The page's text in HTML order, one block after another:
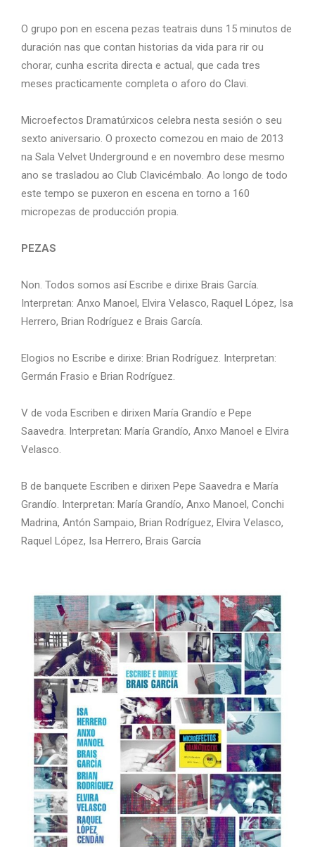
O grupo pon en escena pezas teatrais duns 15 minutos de
duración nas que contan historias da vida para rir ou
chorar, cunha escrita directa e actual, que cada tres
meses practicamente completa o aforo do Clavi.
Microefectos Dramatúrxicos celebra nesta sesión o seu
sexto aniversario. O proxecto comezou en maio de 2013
na Sala Velvet Underground e en novembro dese mesmo
ano se trasladou ao Club Clavicémbalo. Ao longo de todo
este tempo se puxeron en escena en torno a 160
micropezas de producción propia.
PEZAS
Non. Todos somos así Escribe e dirixe Brais García.
Interpretan: Anxo Manoel, Elvira Velasco, Raquel López, Isa
Herrero, Brian Rodríguez e Brais García.
Elogios no Escribe e dirixe: Brian Rodríguez. Interpretan:
Germán Frasio e Brian Rodríguez.
V de voda Escriben e dirixen María Grandío e Pepe
Saavedra. Interpretan: María Grandío, Anxo Manoel e Elvira
Velasco.
B de banquete Escriben e dirixen Pepe Saavedra e María
Grandío. Interpretan: María Grandío, Anxo Manoel, Conchi
Madrina, Antón Sampaio, Brian Rodríguez, Elvira Velasco,
Raquel López, Isa Herrero, Brais García